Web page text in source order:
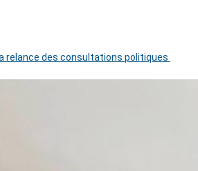
relance des consultations politiques